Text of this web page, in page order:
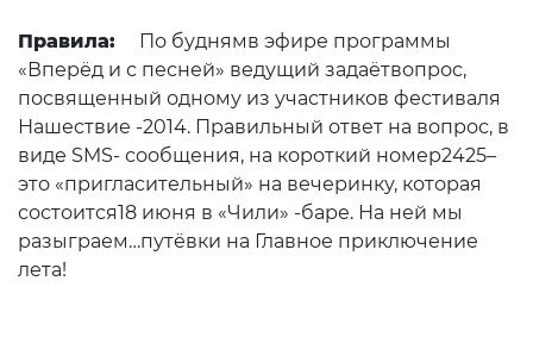
Правила:
По буднямв эфире программы
«Вперёд и с песней» ведущий задаётвопрос,
посвященный одному из участников фестиваля
Нашествие -2014. Правильный ответ на вопрос, в
виде SMS- сообщения, на короткий номер2425–
это «пригласительный» на вечеринку, которая
состоится18 июня в «Чили» -баре. На ней мы
разыграем…путёвки на Главное приключение
лета!